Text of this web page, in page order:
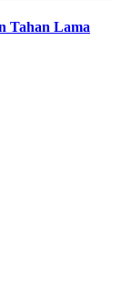
Tahan Lama